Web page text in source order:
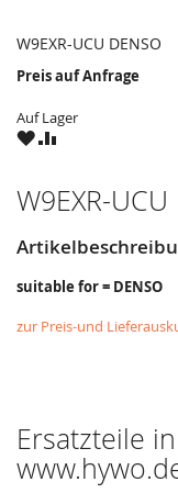
W9EXR-UCU DENSO
Preis auf Anfrage
Auf Lager
ZUZU
W9EXR-UCU
suitable for = DENSO
zur Preis-und
Ersatzteile